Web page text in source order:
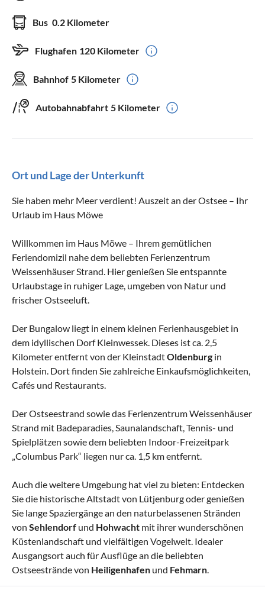
Bus 0.2 Kilometer
Flughafen 120 Kilometer
Bahnhof 5 Kilometer
Autobahnabfahrt 5 Kilometer
Ort und Lage der Unterkunft
Sie haben mehr Meer verdient! Auszeit an der Ostsee – Ihr
Urlaub im Haus Möwe
Willkommen im Haus Möwe – Ihrem gemütlichen
Feriendomizil nahe dem beliebten Ferienzentrum
Weissenhäuser Strand. Hier genießen Sie entspannte
Urlaubstage in ruhiger Lage, umgeben von Natur und
frischer Ostseeluft.
Der Bungalow liegt in einem kleinen Ferienhausgebiet in
dem idyllischen Dorf Kleinwessek. Dieses ist ca. 2,5
Kilometer entfernt von der KleinstadtOldenburg in
Holstein. Dort finden Sie zahlreiche Einkaufsmöglichkeiten,
Cafés und Restaurants.
Der Ostseestrand sowie das Ferienzentrum Weissenhäuser
Strand mit Badeparadies, Saunalandschaft, Tennis- und
Spielplätzen sowie dem beliebten Indoor-Freizeitpark
„Columbus Park“ liegen nur ca. 1,5 km entfernt.
Auch die weitere Umgebung hat viel zu bieten: Entdecken
Sie die historische Altstadt von Lütjenburg oder genießen
Sie lange Spaziergänge an den naturbelassenen Stränden
von Sehlendorf und Hohwacht mit ihrer wunderschönen
Küstenlandschaft und vielfältigen Vogelwelt. Idealer
Ausgangsort auch für Ausflüge an die beliebten
Ostseestrände von Heiligenhafen und Fehmarn